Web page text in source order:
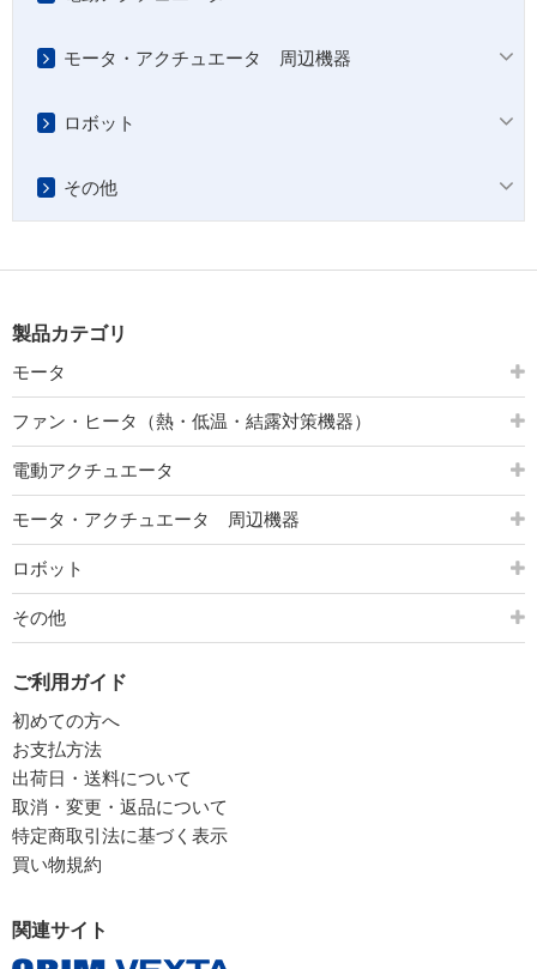
モータ・アクチュエータ 周辺機器
ロボット
その他
製品カテゴリ
モータ
ファン・ヒータ（熱・低温・結露対策機器）
電動アクチュエータ
モータ・アクチュエータ 周辺機器
ロボット
その他
ご利用ガイド
初めての方へ
お支払方法
出荷日・送料について
取消・変更・返品について
特定商取引法に基づく表示
買い物規約
関連サイト